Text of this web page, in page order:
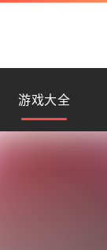
游戏大全